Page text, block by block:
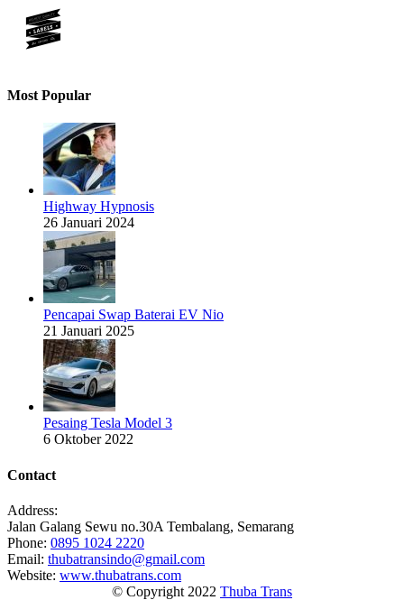
Most Popular
Highway Hypnosis
26 Januari 2024
Pencapai Swap Baterai EV Nio
21 Januari 2025
Pesaing Tesla Model 3
6 Oktober 2022
Contact
Address:
Jalan Galang Sewu no.30A Tembalang, Semarang
Phone: 0895 1024 2220
Email: thubatransindo@gmail.com
Website: www.thubatrans.com
© Copyright 2022 Thuba Trans